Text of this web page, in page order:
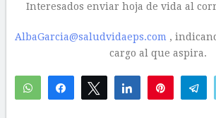
Interesados enviar hoja de vida al
AlbaGarcia@saludvidaeps.com ,
cargo al que aspira.
WhatsAppCompartirTwittear Compartir